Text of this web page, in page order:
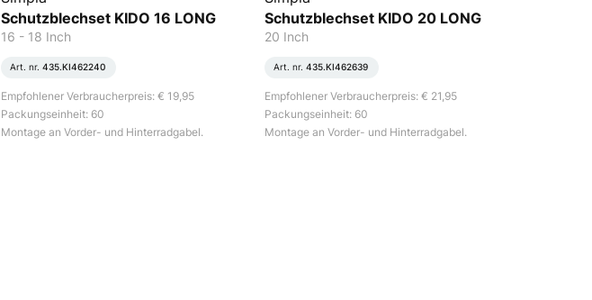
Schutzblechset KIDO 16 LONG
16 - 18 Inch
Art. nr. 435.KI462240
Empfohlener Verbraucherpreis: € 19,95
Packungseinheit: 60
Montage an Vorder- und Hinterradgabel.
Schutzblechset KIDO 20 LONG
20 Inch
Art. nr. 435.KI462639
Empfohlener Verbraucherpreis: € 21,95
Packungseinheit: 60
Montage an Vorder- und Hinterradgabel.